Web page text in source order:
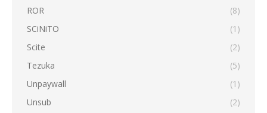
ROR
(8)
SCiNiTO
(1)
Scite
(2)
Tezuka
(5)
Unpaywall
(1)
Unsub
(2)